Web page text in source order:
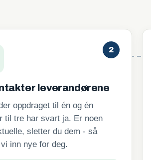
2
leverandørene
oppdraget til én og én
til tre har svart ja. Er noen
sletter du dem - så
inn nye for deg.